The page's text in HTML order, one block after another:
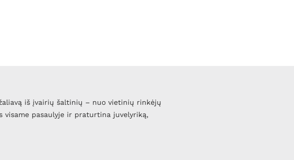
iš įvairių šaltinių – nuo vietinių rinkėjų
visame pasaulyje ir praturtina juvelyriką,